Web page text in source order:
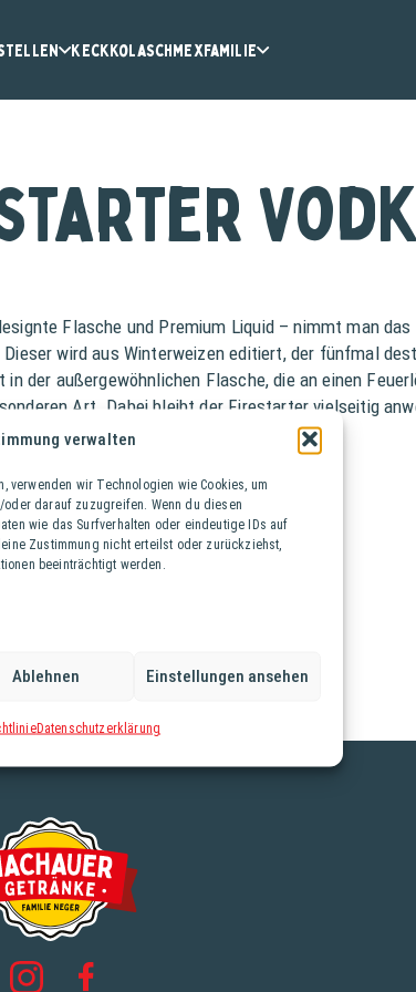
verwalten
verwenden wir Technologien wie Cookies, um
darauf zuzugreifen. Wenn du diesen
wie das Surfverhalten oder eindeutige IDs auf
Zustimmung nicht erteilst oder zurückziehst,
beeinträchtigt werden.
Ablehnen Einstellungen ansehen
Datenschutzerklärung
KeckKolaSchmexFamilie
Flasche und Premium Liquid – nimmt man
wird aus Winterweizen editiert, der fünfmal
der außergewöhnlichen Flasche, die an einen
Art. Dabei bleibt der Firestarter vielseitig
und Cocktails.